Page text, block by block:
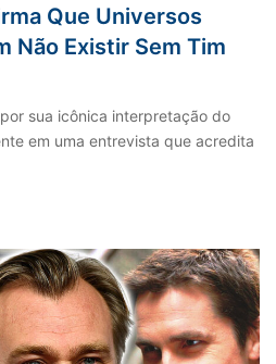
Que Universos
Não Existir Sem Tim
sua icônica interpretação do
em uma entrevista que acredita